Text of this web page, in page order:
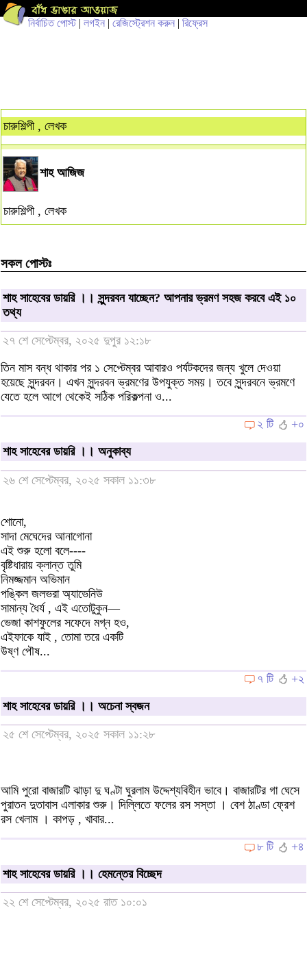
নির্বাচিত পোস্ট| লগইন | রেজিস্ট্রেশন করুন | রিফ্রেস
চারুশিল্পী , লেখক
শাহ আজিজ
চারুশিল্পী , লেখক
সকল পোস্টঃ
শাহ সাহেবের ডায়রি ।। সুন্দরবন যাচ্ছেন? আপনার ভ্রমণ সহজ করবে এই ১০
তথ্য
২৭ শে সেপ্টেম্বর, ২০২৫ দুপুর ১২:১৮
তিন মাস বন্ধ থাকার পর ১ সেপ্টেম্বর আবারও পর্যটকদের জন্য খুলে দেওয়া
হয়েছে সুন্দরবন। এখন সুন্দরবন ভ্রমণের উপযুক্ত সময়। তবে সুন্দরবনে ভ্রমণে
যেতে হলে আগে থেকেই সঠিক পরিকল্পনা ও...
২ টি
+০
শাহ সাহেবের ডায়রি ।। অনুকাব্য
২৬ শে সেপ্টেম্বর, ২০২৫ সকাল ১১:৩৮
শোনো,
সাদা মেঘেদের আনাগোনা
এই শুরু হলো বলে----
বৃষ্টিধারায় ক্লান্ত তুমি
নিমজ্জমান অভিমান
পঙ্কিল জলভরা অ্যাভেনিউ
সামান্য ধৈর্য , এই এতোটুকুন—
ভেজা কাশফুলের সফেদে মগ্ন হও,
এইফাকে যাই , তোমা তরে একটি
উষ্ণ পৌষ...
৭ টি
+২
শাহ সাহেবের ডায়রি ।। অচেনা স্বজন
২৫ শে সেপ্টেম্বর, ২০২৫ সকাল ১১:২৮
আমি পুরো বাজারটি ঝাড়া দু ঘণ্টা ঘুরলাম উদ্দেশ্যবিহীন ভাবে। বাজারটির গা ঘেসে
পুরাতন দুতাবাস এলাকার শুরু। দিল্লিতে ফলের রস সস্তা । বেশ ঠাণ্ডা ফ্রেশ
রস খেলাম । কাপড় , খাবার...
৮ টি
+৪
শাহ সাহেবের ডায়রি ।। হেমন্তের বিচ্ছেদ
২২ শে সেপ্টেম্বর, ২০২৫ রাত ১০:০১